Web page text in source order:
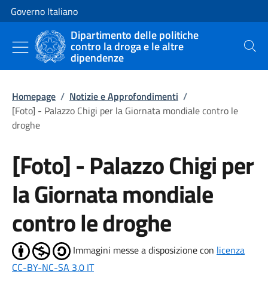
Vai al contenuto
Vai alla navigazione del sito
Governo Italiano
Dipartimento delle politiche
contro la droga e le altre
dipendenze Cerca
Homepage / Notizie e Approfondimenti /
[Foto] - Palazzo Chigi per la Giornata mondiale contro le
droghe
[Foto] - Palazzo Chigi per
la Giornata mondiale
contro le droghe
Immagini messe a disposizione con licenza
CC-BY-NC-SA 3.0 IT